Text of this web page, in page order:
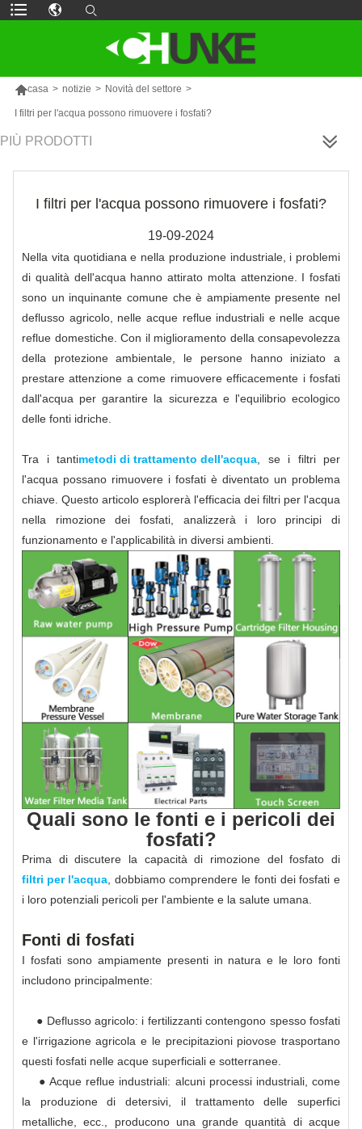
casa > notizie > Novità del settore >
I filtri per l'acqua possono rimuovere i fosfati?
PIÙ PRODOTTI
I filtri per l'acqua possono rimuovere i fosfati?
19-09-2024
Nella vita quotidiana e nella produzione industriale, i problemi
di qualità dell'acqua hanno attirato molta attenzione. I fosfati
sono un inquinante comune che è ampiamente presente nel
deflusso agricolo, nelle acque reflue industriali e nelle acque
reflue domestiche. Con il miglioramento della consapevolezza
della protezione ambientale, le persone hanno iniziato a
prestare attenzione a come rimuovere efficacemente i fosfati
dall'acqua per garantire la sicurezza e l'equilibrio ecologico
delle fonti idriche.
Tra i tantimetodi di trattamento dell'acqua , se i filtri per
l'acqua possano rimuovere i fosfati è diventato un problema
chiave. Questo articolo esplorerà l'efficacia dei filtri per l'acqua
nella rimozione dei fosfati, analizzerà i loro principi di
funzionamento e l'applicabilità in diversi ambienti.
Quali sono le fonti e i pericoli dei
fosfati?
Prima di discutere la capacità di rimozione del fosfato di
filtri per l'acqua , dobbiamo comprendere le fonti dei fosfati e
i loro potenziali pericoli per l'ambiente e la salute umana.
Fonti di fosfati
I fosfati sono ampiamente presenti in natura e le loro fonti
includono principalmente:
● Deflusso agricolo: i fertilizzanti contengono spesso fosfati
e l'irrigazione agricola e le precipitazioni piovose trasportano
questi fosfati nelle acque superficiali e sotterranee.
● Acque reflue industriali: alcuni processi industriali, come
la produzione di detersivi, il trattamento delle superfici
metalliche, ecc., producono una grande quantità di acque